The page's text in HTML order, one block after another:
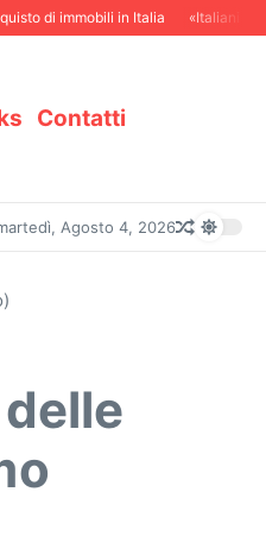
di immobili in Italia «Italiani in
Contatti
Agosto 4, 2026